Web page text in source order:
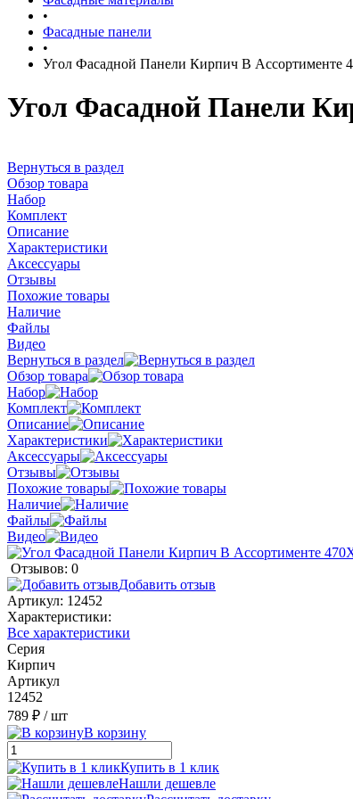
•
Фасадные панели
•
Угол Фасадной Панели Кирпич В Ассортименте
Угол Фасадной Панели
Вернуться в раздел
Обзор товара
Набор
Комплект
Описание
Характеристики
Аксессуары
Отзывы
Похожие товары
Наличие
Файлы
Видео
Вернуться в раздел
Обзор товара
Набор
Комплект
Описание
Характеристики
Аксессуары
Отзывы
Похожие товары
Наличие
Файлы
Видео
Отзывов: 0
Добавить отзыв
Артикул: 12452
Характеристики:
Все характеристики
Серия
Кирпич
Артикул
12452
789 ₽ / шт
В корзину
Купить в 1 клик
Нашли дешевле